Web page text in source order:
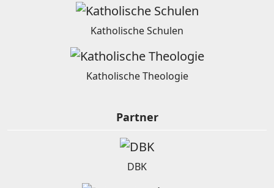
Katholische Schulen
Katholische Theologie
Partner
DBK